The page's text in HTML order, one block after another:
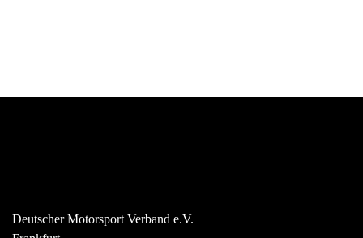
Deutscher Motorsport Verband e.V.